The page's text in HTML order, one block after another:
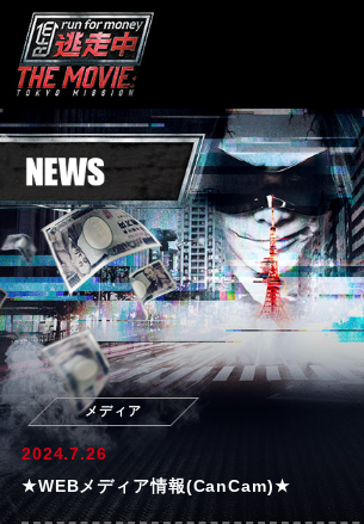
メディア
2024.7.26
★WEBメディア情報(CanCam)★